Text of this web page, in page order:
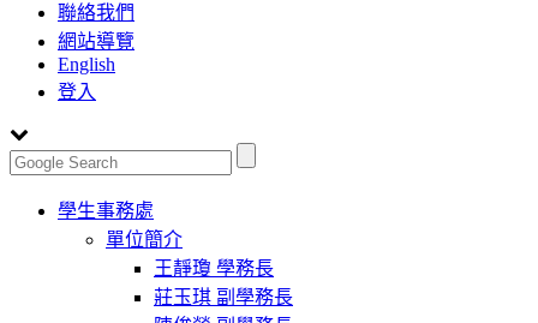
聯絡我們
網站導覽
English
登入
Toggle
navigation
學生事務處
單位簡介
王靜瓊 學務長
莊玉琪 副學務長